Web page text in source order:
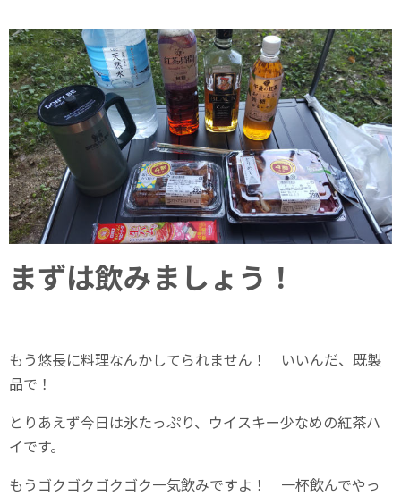
まずは飲みましょう！
もう悠長に料理なんかしてられません！ いいんだ、既製
品で！
とりあえず今日は氷たっぷり、ウイスキー少なめの紅茶ハ
イです。
もうゴクゴクゴクゴク一気飲みですよ！ 一杯飲んでやっ